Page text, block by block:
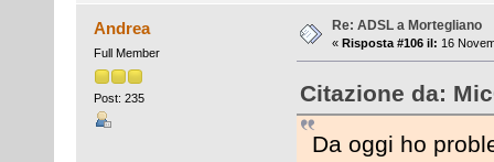
Andrea
Full Member
Post: 235
Re: ADSL a Mortegliano
« Risposta #106 il: 16
Citazione da:
Da oggi ho